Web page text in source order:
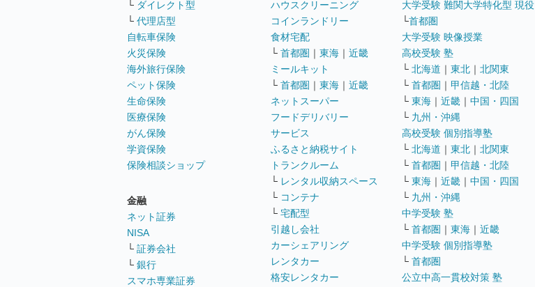
└ ダイレクト型
└ 代理店型
自転車保険
火災保険
海外旅行保険
ペット保険
生命保険
医療保険
がん保険
学資保険
保険相談ショップ
金融
ネット証券
NISA
└ 証券会社
└ 銀行
スマホ専業証券
ハウスクリーニング
コインランドリー
食材宅配
└ 首都圏 ｜ 東海 ｜ 近畿
ミールキット
└ 首都圏 ｜ 東海 ｜ 近畿
ネットスーパー
フードデリバリー
サービス
ふるさと納税サイト
トランクルーム
└ レンタル収納スペース
└ コンテナ
└ 宅配型
引越し会社
カーシェアリング
レンタカー
格安レンタカー
大学受験 難関大学特化型 現役
└首都圏
大学受験 映像授業
高校受験 塾
└ 北海道 ｜ 東北 ｜ 北関東
└ 首都圏 ｜ 甲信越・北陸
└ 東海 ｜ 近畿 ｜ 中国・四国
└ 九州・沖縄
高校受験 個別指導塾
└ 北海道 ｜ 東北 ｜ 北関東
└ 首都圏 ｜ 甲信越・北陸
└ 東海 ｜ 近畿 ｜ 中国・四国
└ 九州・沖縄
中学受験 塾
└ 首都圏 ｜ 東海 ｜ 近畿
中学受験 個別指導塾
└ 首都圏
公立中高一貫校対策 塾